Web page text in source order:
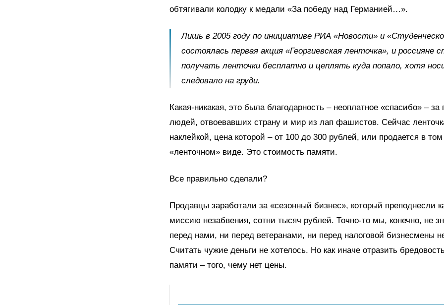
обтягивали колодку к медали «За победу над Германией…».
Лишь в 2005 году по инициативе РИА «Новости» и
состоялась первая акция «Георгиевская ленточка», и россияне
получать ленточки бесплатно и цеплять куда попало, хотя
следовало на груди.
Какая-никакая, это была благодарность – неоплатное «спасибо» – за
людей, отвоевавших страну и мир из лап фашистов. Сейчас
наклейкой, цена которой – от 100 до 300 рублей, или продается в
«ленточном» виде. Это стоимость памяти.
Все правильно сделали?
Продавцы заработали за «сезонный бизнес», который преподнесли
миссию незабвения, сотни тысяч рублей. Точно-то мы, конечно, не
перед нами, ни перед ветеранами, ни перед налоговой бизнесмены
Считать чужие деньги не хотелось. Но как иначе отразить
памяти – того, чему нет цены.